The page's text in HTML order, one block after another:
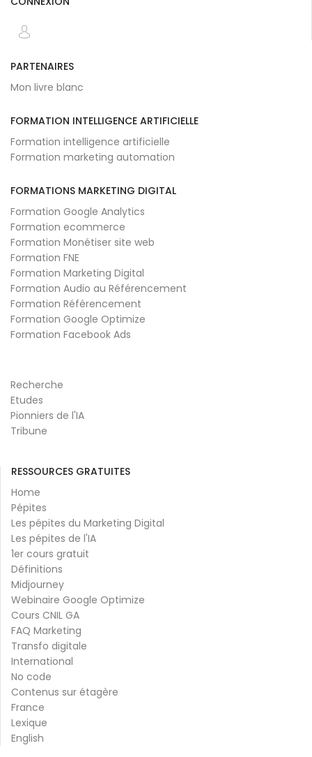
PARTENAIRES
Mon livre blanc
FORMATION INTELLIGENCE ARTIFICIELLE
Formation intelligence artificielle
Formation marketing automation
FORMATIONS MARKETING DIGITAL
Formation Google Analytics
Formation ecommerce
Formation Monétiser site web
Formation FNE
Formation Marketing Digital
Formation Audio au Référencement
Formation Référencement
Formation Google Optimize
Formation Facebook Ads
Recherche
Etudes
Pionniers de l'IA
Tribune
RESSOURCES GRATUITES
Home
Pépites
Les pépites du Marketing Digital
Les pépites de l'IA
1er cours gratuit
Définitions
Midjourney
Webinaire Google Optimize
Cours CNIL GA
FAQ Marketing
Transfo digitale
International
No code
Contenus sur étagère
France
Lexique
English